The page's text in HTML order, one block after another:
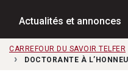
Actualités et annonces
CARREFOUR DU SAVOIR TELFER
DOCTORANTE À